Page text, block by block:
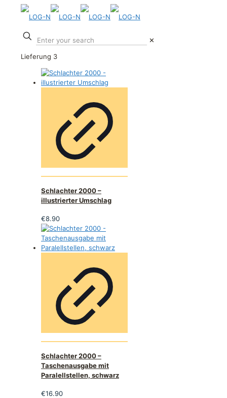
✕
Lieferung 3
Schlachter 2000 –
illustrierter Umschlag
€8.90
Schlachter 2000 –
Taschenausgabe mit
Paralellstellen, schwarz
€16.90